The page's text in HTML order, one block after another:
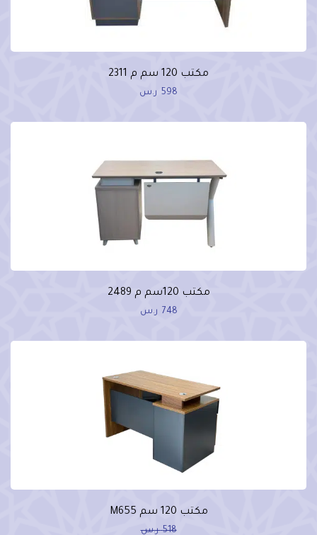
مكتب 120 سم م 2311
598 ر.س
مكتب 120سم م 2489
748 ر.س
مكتب 120 سم M655
518 ر.س